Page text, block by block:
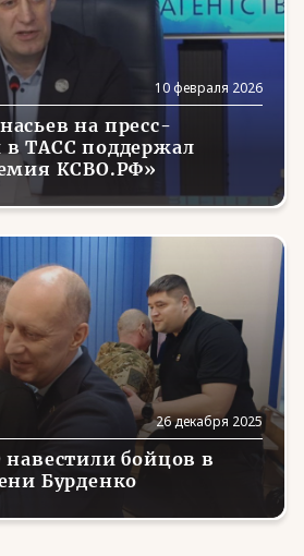
10 февраля 2026
на пресс-
ТАСС поддержал
КСВО.РФ»
26 декабря 2025
бойцов в
Бурденко